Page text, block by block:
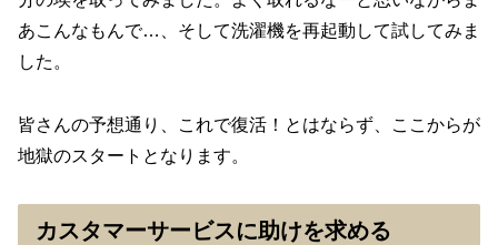
あこんなもんで…、そして洗濯機を再起動して試してみま
した。
皆さんの予想通り、これで復活！とはならず、ここからが
地獄のスタートとなります。
カスタマーサービスに助けを求める